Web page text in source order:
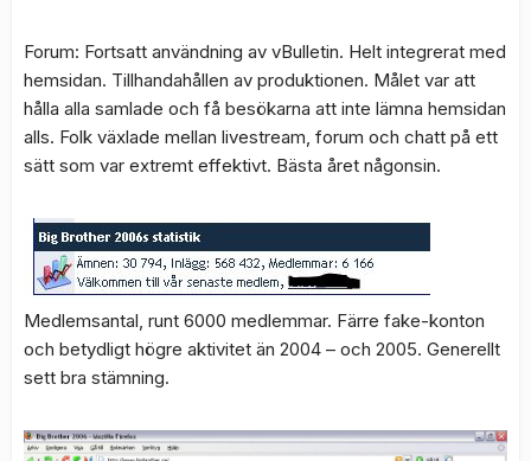
Forum: Fortsatt användning av vBulletin. Helt integrerat med
hemsidan. Tillhandahållen av produktionen. Målet var att
hålla alla samlade och få besökarna att inte lämna hemsidan
alls. Folk växlade mellan livestream, forum och chatt på ett
sätt som var extremt effektivt. Bästa året någonsin.
Medlemsantal, runt 6000 medlemmar. Färre fake-konton
och betydligt högre aktivitet än 2004 – och 2005. Generellt
sett bra stämning.